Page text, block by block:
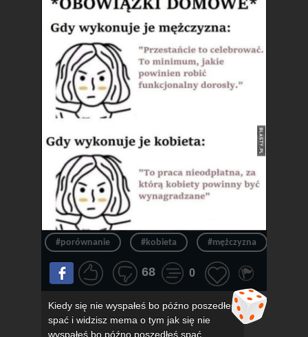
#porównanie #kobieta #mężczyzna
68 0
Kiedy się nie wyspałeś bo późno poszedłeś
spać i widzisz mema o tym jak się nie
wyspałeś bo późno poszedłeś spać